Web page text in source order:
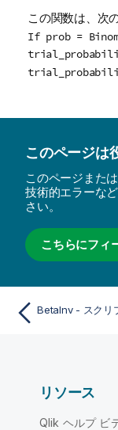
この関数は、次
If prob =
このページは
このページまた
技術的エラーな
さい。
こちらにフィ
リソース
Qlik ヘルプ ビ